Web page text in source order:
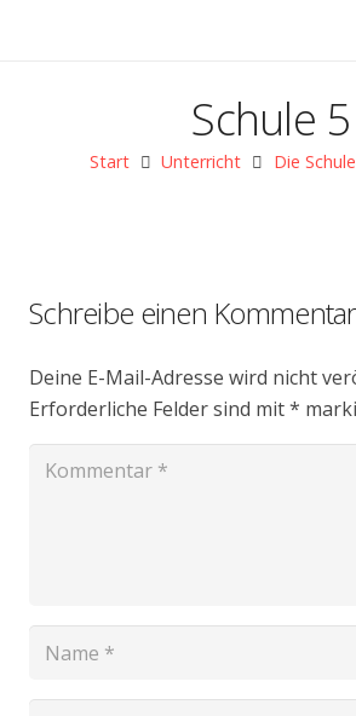
Schule 5
Start Unterricht Die Schule
Schreibe einen Kommentar
Deine E-Mail-Adresse wird nicht
Erforderliche Felder sind mit*